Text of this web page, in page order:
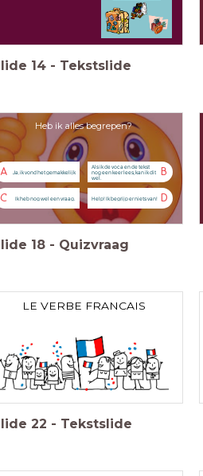
14 - Tekstslide
Heb ik alles begrepen?
A Ja, ik vond het gemakkelijk B
Als ik de voca en de tekst
nog een keer lees, kan ik dit
wel.
C Ik heb nog wel een vraag. D
Help! Ik begrijp er niets van!
18 - Quizvraag
LE VERBE FRANCAIS
22 - Tekstslide